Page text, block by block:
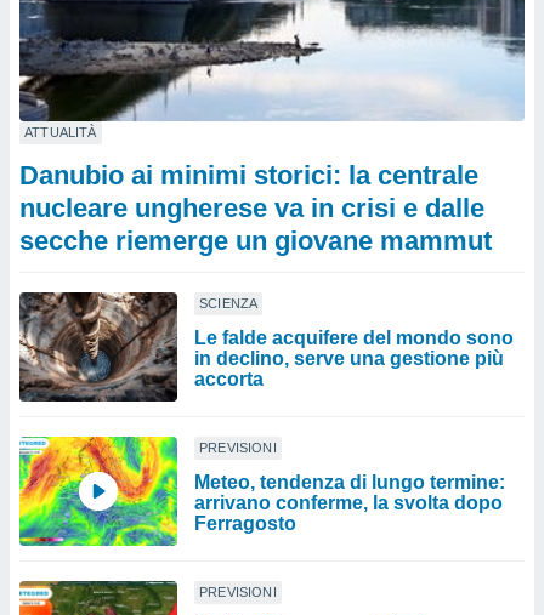
ATTUALITÀ
Danubio ai minimi storici: la centrale
nucleare ungherese va in crisi e dalle
secche riemerge un giovane mammut
SCIENZA
Le falde acquifere del mondo sono
in declino, serve una gestione più
accorta
PREVISIONI
Meteo, tendenza di lungo termine:
arrivano conferme, la svolta dopo
Ferragosto
PREVISIONI